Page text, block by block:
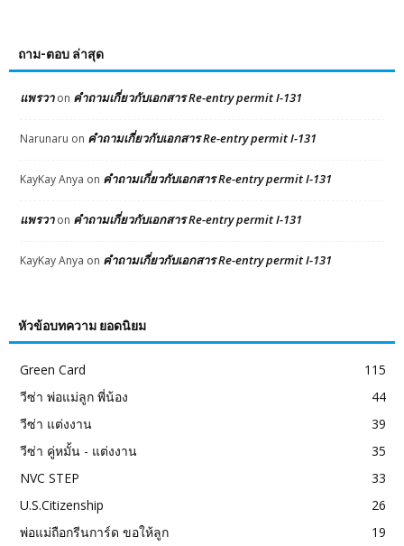
ถาม-ตอบ ล่าสุด
แพรวาon คำถามเกี่ยวกับเอกสาร Re-entry permit I-131
Narunaru on คำถามเกี่ยวกับเอกสาร Re-entry permit I-131
KayKay Anya on คำถามเกี่ยวกับเอกสาร Re-entry permit I-131
แพรวาon คำถามเกี่ยวกับเอกสาร Re-entry permit I-131
KayKay Anya on คำถามเกี่ยวกับเอกสาร Re-entry permit I-131
หัวข้อบทความ ยอดนิยม
Green Card
115
วีซ่า พ่อแม่ลูก พี่น้อง
44
วีซ่า แต่งงาน
39
วีซ่า คู่หมั้น - แต่งงาน
35
NVC STEP
33
U.S.Citizenship
26
พ่อแม่ถือกรีนการ์ด ขอให้ลูก
19